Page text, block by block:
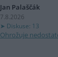
Jan Palaščák
7.8.2026
Diskuse: 13
Ohrožuje